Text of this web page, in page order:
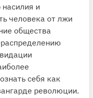
и
человека от лжи
общества
себя как
революции.